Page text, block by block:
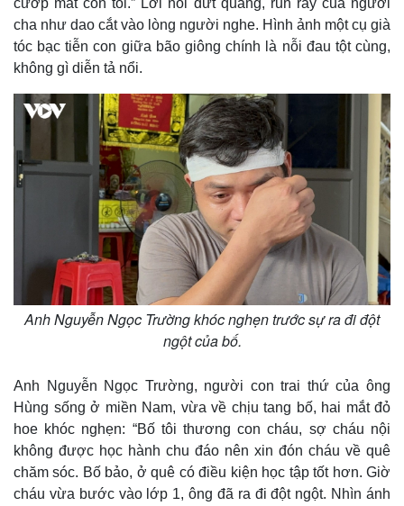
cha như dao cắt vào lòng người nghe. Hình ảnh một cụ già
tóc bạc tiễn con giữa bão giông chính là nỗi đau tột cùng,
không gì diễn tả nổi.
Anh Nguyễn Ngọc Trường khóc nghẹn trước sự ra đi đột
ngột của bố.
Anh Nguyễn Ngọc Trường, người con trai thứ của ông
Hùng sống ở miền Nam, vừa về chịu tang bố, hai mắt đỏ
hoe khóc nghẹn: “Bố tôi thương con cháu, sợ cháu nội
không được học hành chu đáo nên xin đón cháu về quê
chăm sóc. Bố bảo, ở quê có điều kiện học tập tốt hơn. Giờ
cháu vừa bước vào lớp 1, ông đã ra đi đột ngột. Nhìn ánh